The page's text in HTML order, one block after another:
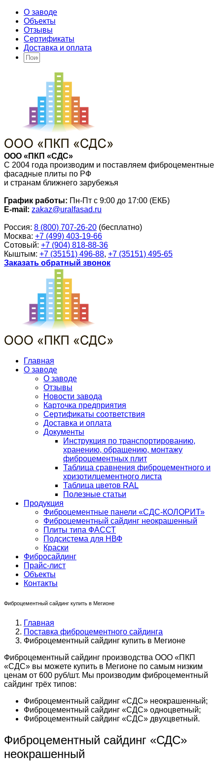
О заводе
Объекты
Отзывы
Сертификаты
Доставка и оплата
ООО «ПКП «СДС»
С 2004 года производим и поставляем фиброцементные
фасадные плиты по РФ
и странам ближнего зарубежья
График работы: Пн-Пт с 9:00 до 17:00 (ЕКБ)
E-mail: zakaz@uralfasad.ru
Россия: 8 (800) 707-26-20 (бесплатно)
Москва: +7 (499) 403-19-66
Сотовый: +7 (904) 818-88-36
Кыштым: +7 (35151) 496-88, +7 (35151) 495-65
Заказать обратный звонок
Главная
О заводе
О заводе
Отзывы
Новости завода
Карточка предприятия
Сертификаты соответствия
Доставка и оплата
Документы
Инструкция по транспортированию,
хранению, обращению, монтажу
фиброцементных плит
Таблица сравнения фиброцементного и
хризотилцементного листа
Таблица цветов RAL
Полезные статьи
Продукция
Фиброцементные панели «СДС-КОЛОРИТ»
Фиброцементный сайдинг неокрашенный
Плиты типа ФАССТ
Подсистема для НВФ
Краски
Фибросайдинг
Прайс-лист
Объекты
Контакты
Фиброцементный сайдинг купить в Мегионе
Главная
Поставка фиброцементного сайдинга
Фиброцементный сайдинг купить в Мегионе
Фиброцементный сайдинг производства ООО «ПКП
«СДС» вы можете купить в Мегионе по самым низким
ценам от 600 руб/шт. Мы производим фиброцементный
сайдинг трёх типов:
Фиброцементный сайдинг «СДС» неокрашенный;
Фиброцементный сайдинг «СДС» одноцветный;
Фиброцементный сайдинг «СДС» двухцветный.
Фиброцементный сайдинг «СДС»
неокрашенный